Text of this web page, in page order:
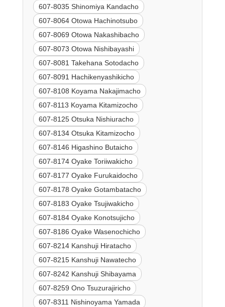
607-8035 Shinomiya Kandacho
607-8064 Otowa Hachinotsubo
607-8069 Otowa Nakashibacho
607-8073 Otowa Nishibayashi
607-8081 Takehana Sotodacho
607-8091 Hachikenyashikicho
607-8108 Koyama Nakajimacho
607-8113 Koyama Kitamizocho
607-8125 Otsuka Nishiuracho
607-8134 Otsuka Kitamizocho
607-8146 Higashino Butaicho
607-8174 Oyake Toriiwakicho
607-8177 Oyake Furukaidocho
607-8178 Oyake Gotambatacho
607-8183 Oyake Tsujiwakicho
607-8184 Oyake Konotsujicho
607-8186 Oyake Wasenochicho
607-8214 Kanshuji Hiratacho
607-8215 Kanshuji Nawatecho
607-8242 Kanshuji Shibayama
607-8259 Ono Tsuzurajiricho
607-8311 Nishinoyama Yamada